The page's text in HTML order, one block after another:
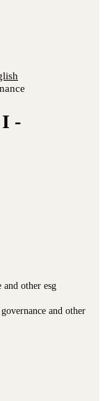
-
other esg
and other